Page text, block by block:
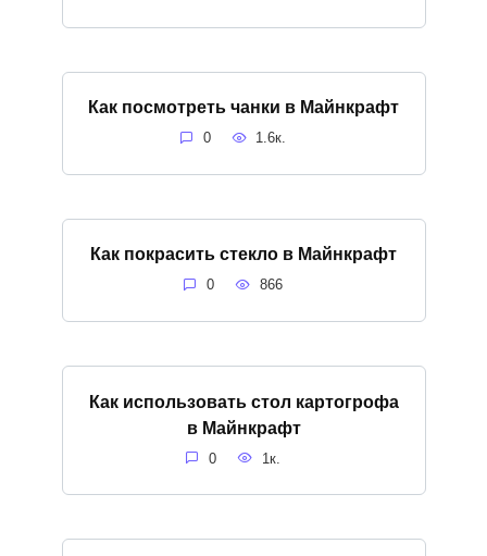
Как посмотреть чанки в Майнкрафт
0 1.6к.
Как покрасить стекло в Майнкрафт
0 866
Как использовать стол картогрофа
в Майнкрафт
0 1к.